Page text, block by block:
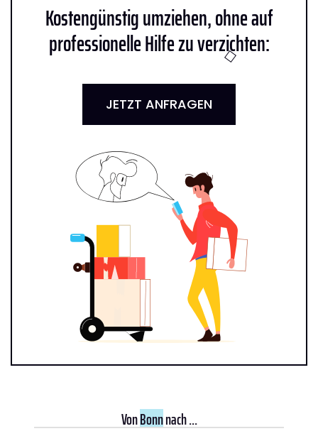
Kostengünstig umziehen, ohne auf
professionelle Hilfe zu verzichten:
JETZT ANFRAGEN
VonBonnnach ...